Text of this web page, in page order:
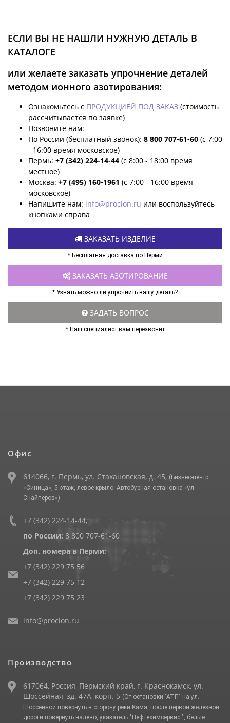
ЕСЛИ ВЫ НЕ НАШЛИ НУЖНУЮ ДЕТАЛЬ В
КАТАЛОГЕ
или желаете заказать упрочнение деталей
методом ионного азотирования:
Ознакомьтесь с ПРОДУКЦИЕЙ ПОД ЗАКАЗ (стоимость
рассчитывается по заявке)
Позвоните нам:
По России (бесплатный звонок): 8 800 707-61-60 (с 7:00
- 16:00 время московское)
Пермь: +7 (342) 224-14-44 (с 8:00 - 18:00 время
местное)
Москва: +7 (495) 160-1961 (с 7:00 - 16:00 время
московское)
Напишите нам: info@procion.ru или воспользуйтесь
кнопками справа
ЗАКАЗАТЬ ИЗДЕЛИЕ
* Бесплатная доставка по Перми
ЗАКАЗАТЬ АЗОТИРОВАНИЕ
* Узнать можно ли упрочнить вашу деталь?
ЗАДАТЬ ВОПРОС
* Наш специалист вам перезвонит
Офис
614066, г. Пермь, ул. Стахановская, д. 45, (Бизнес-центр
«Синица», 5 этаж, левое крыло. Автобусная остановка «ул.
Снайперов»)
+7 (342) 224-14-44,
по России: 8 800 707-61-60
Доп. номера в Перми:
+7 (342) 229 75 56
+7 (342) 229 75 12
+7 (342) 229 75 23
info@procion.ru
Производство
617064, Россия, Пермский край, г. Краснокамск, ул.
Шоссейная, зд. 47А, корп. 5 (От остановки "АТП" на ул.
Шоссейной повернуть в сторону реки Кама, после первой железной
дороги повернуть налево, указатель "Нефтехимсервис ", белые